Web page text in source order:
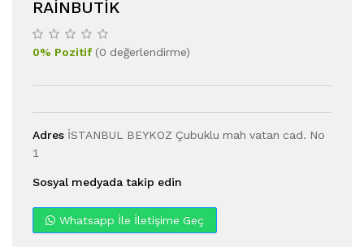
RAINBUTIK
0% Pozitif(0 değerlendirme)
Adres İSTANBUL BEYKOZ Çubuklu mah vatan cad. No
1
Sosyal medyada takip edin
Whatsapp İle İletişime Geç